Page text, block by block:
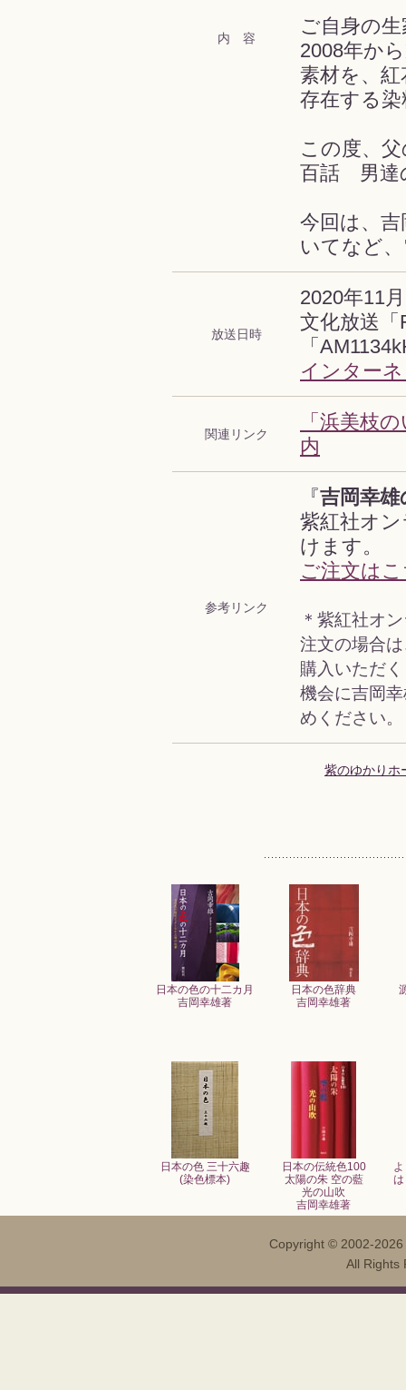
内 容
ご自身の
2008年か
素材を、
存在する
この度、
百話 男達
今回は、
いてなど
放送日時
2020年11
文化放送
「
インター
関連リンク
「浜美枝
内
参考リンク
『吉岡幸
紫紅社オ
けます。
ご注文は
＊紫紅社オ
注文の場合
購入いただ
機会に吉岡
めください。
紫のゆかりホ
日本の色の十二カ月
吉岡幸雄著
日本の色辞典
吉岡幸雄著
日本の色 三十六趣
(染色標本)
日本の伝統色100
太陽の朱 空の藍
光の山吹
吉岡幸雄著
Copyright © 2002-2026
All Rights